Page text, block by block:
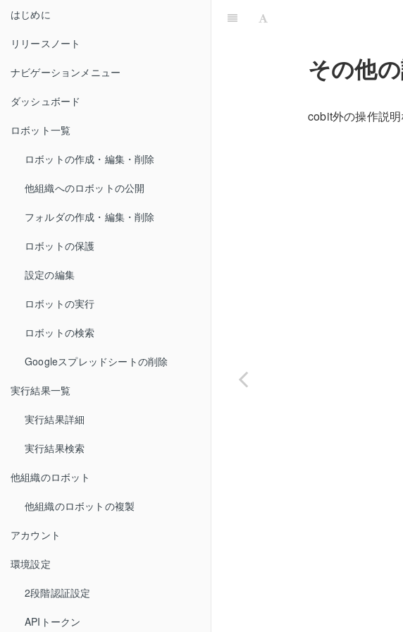
はじめに
リリースノート
ナビゲーションメニュー
ダッシュボード
ロボット一覧
ロボットの作成・編集・削除
他組織へのロボットの公開
フォルダの作成・編集・削除
ロボットの保護
設定の編集
ロボットの実行
ロボットの検索
Googleスプレッドシートの削除
実行結果一覧
実行結果詳細
実行結果検索
他組織のロボット
他組織のロボットの複製
アカウント
環境設定
2段階認証設定
APIトークン
その他
cobit外の操作説明